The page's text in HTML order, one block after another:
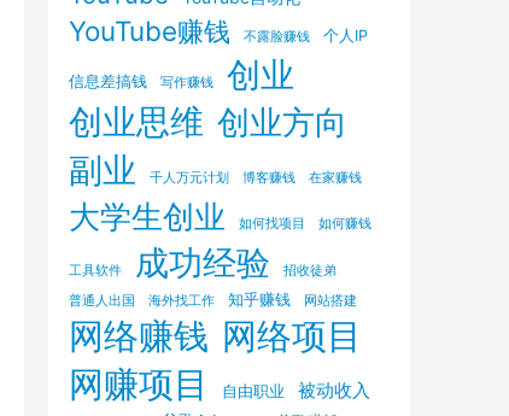
YouTube赚钱 不露脸赚钱 个人IP
信息差搞钱 写作赚钱 创业
创业思维 创业方向
副业 千人万元计划 博客赚钱 在家赚钱
大学生创业 如何找项目 如何赚钱
工具软件 成功经验
招收徒弟
普通人出国
海外找工作 知乎赚钱 网站搭建
网络赚钱 网络项目
网赚项目
自由职业 被动收入